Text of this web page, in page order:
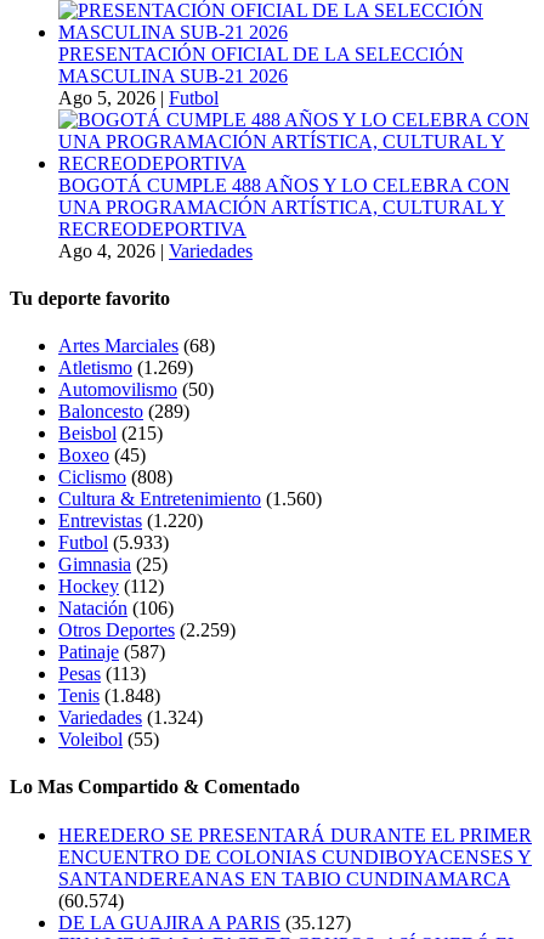
PRESENTACIÓN OFICIAL DE LA SELECCIÓN
MASCULINA SUB-21 2026
Ago 5, 2026 | Futbol
BOGOTÁ CUMPLE 488 AÑOS Y LO CELEBRA CON
UNA PROGRAMACIÓN ARTÍSTICA, CULTURAL Y
RECREODEPORTIVA
Ago 4, 2026 | Variedades
Tu deporte favorito
Artes Marciales (68)
Atletismo (1.269)
Automovilismo (50)
Baloncesto (289)
Beisbol (215)
Boxeo (45)
Ciclismo (808)
Cultura & Entretenimiento (1.560)
Entrevistas (1.220)
Futbol (5.933)
Gimnasia (25)
Hockey (112)
Natación (106)
Otros Deportes (2.259)
Patinaje (587)
Pesas (113)
Tenis (1.848)
Variedades (1.324)
Voleibol (55)
Lo Mas Compartido & Comentado
HEREDERO SE PRESENTARÁ DURANTE EL PRIMER
ENCUENTRO DE COLONIAS CUNDIBOYACENSES Y
SANTANDEREANAS EN TABIO CUNDINAMARCA
(60.574)
DE LA GUAJIRA A PARIS (35.127)